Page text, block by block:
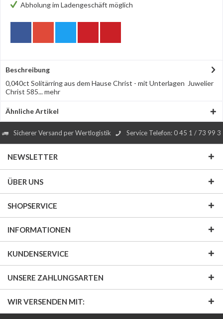
Abholung im Ladengeschäft möglich
Beschreibung
0,040ct Solitärring aus dem Hause Christ - mit Unterlagen Juwelier
Christ 585...mehr
Ähnliche Artikel
Sicherer Versand per Wertlogistik Service Telefon: 0 45 1 / 73 99 3
NEWSLETTER
ÜBER UNS
SHOPSERVICE
INFORMATIONEN
KUNDENSERVICE
UNSERE ZAHLUNGSARTEN
WIR VERSENDEN MIT: